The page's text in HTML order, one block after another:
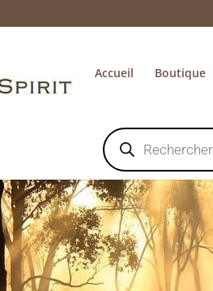
Accueil Boutique
Recherche
de
produits